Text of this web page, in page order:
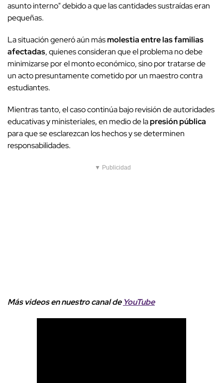
asunto interno" debido a que las cantidades sustraídas eran
pequeñas.
La situación generó aún másmolestia entre las familias
afectadas, quienes consideran que el problema no debe
minimizarse por el monto económico, sino por tratarse de
un acto presuntamente cometido por un maestro contra
estudiantes.
Mientras tanto, el caso continúa bajo revisión de autoridades
educativas y ministeriales, en medio de lapresión pública
para que se esclarezcan los hechos y se determinen
responsabilidades.
▼ Publicidad
Más videosen nuestro canal de YouTube